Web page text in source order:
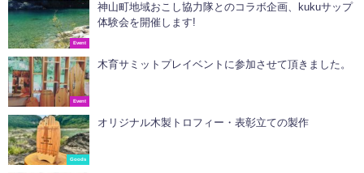
Event
神山町地域おこし協力隊とのコラボ企画、kukuサップ
体験会を開催します!
Event
木育サミットプレイベントに参加させて頂きました。
Goods
オリジナル木製トロフィー・表彰立ての製作